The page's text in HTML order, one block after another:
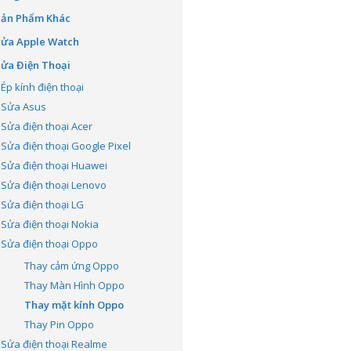
Phẩm Khác
Apple Watch
Điện Thoại
Ép kính điện thoại
Sửa Asus
Sửa điện thoại Acer
Sửa điện thoại Google Pixel
Sửa điện thoại Huawei
Sửa điện thoại Lenovo
Sửa điện thoại LG
Sửa điện thoại Nokia
Sửa điện thoại Oppo
Thay cảm ứng Oppo
Thay Màn Hình Oppo
Thay mặt kính Oppo
Thay Pin Oppo
Sửa điện thoại Realme